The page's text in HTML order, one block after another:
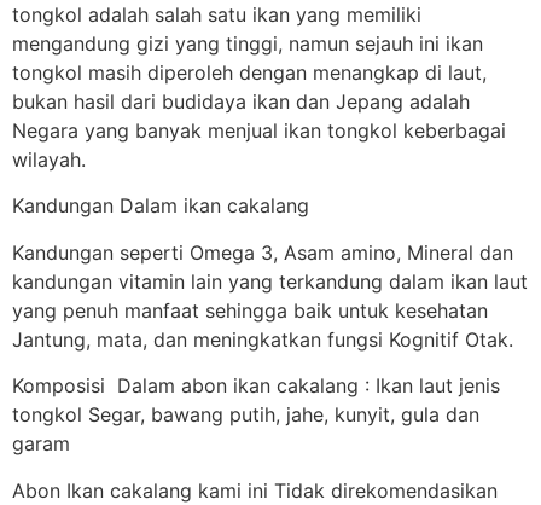
tongkol adalah salah satu ikan yang memiliki
mengandung gizi yang tinggi, namun sejauh ini ikan
tongkol masih diperoleh dengan menangkap di laut,
bukan hasil dari budidaya ikan dan Jepang adalah
Negara yang banyak menjual ikan tongkol keberbagai
wilayah.
Kandungan Dalam ikan cakalang
Kandungan seperti Omega 3, Asam amino, Mineral dan
kandungan vitamin lain yang terkandung dalam ikan laut
yang penuh manfaat sehingga baik untuk kesehatan
Jantung, mata, dan meningkatkan fungsi Kognitif Otak.
Komposisi Dalam abon ikan cakalang : Ikan laut jenis
tongkol Segar, bawang putih, jahe, kunyit, gula dan
garam
Abon Ikan cakalang kami ini Tidak direkomendasikan